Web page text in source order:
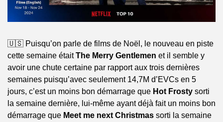
🇺🇸 Puisqu’on parle de films de Noël, le nouveau en piste
cette semaine était The Merry Gentlemen et il semble y
avoir une chute certaine par rapport aux trois dernières
semaines puisqu’avec seulement 14,7M d’EVCs en 5
jours, c’est un moins bon démarrage que Hot Frosty sorti
la semaine dernière, lui-même ayant déjà fait un moins bon
démarrage que Meet me next Christmas sorti la semaine